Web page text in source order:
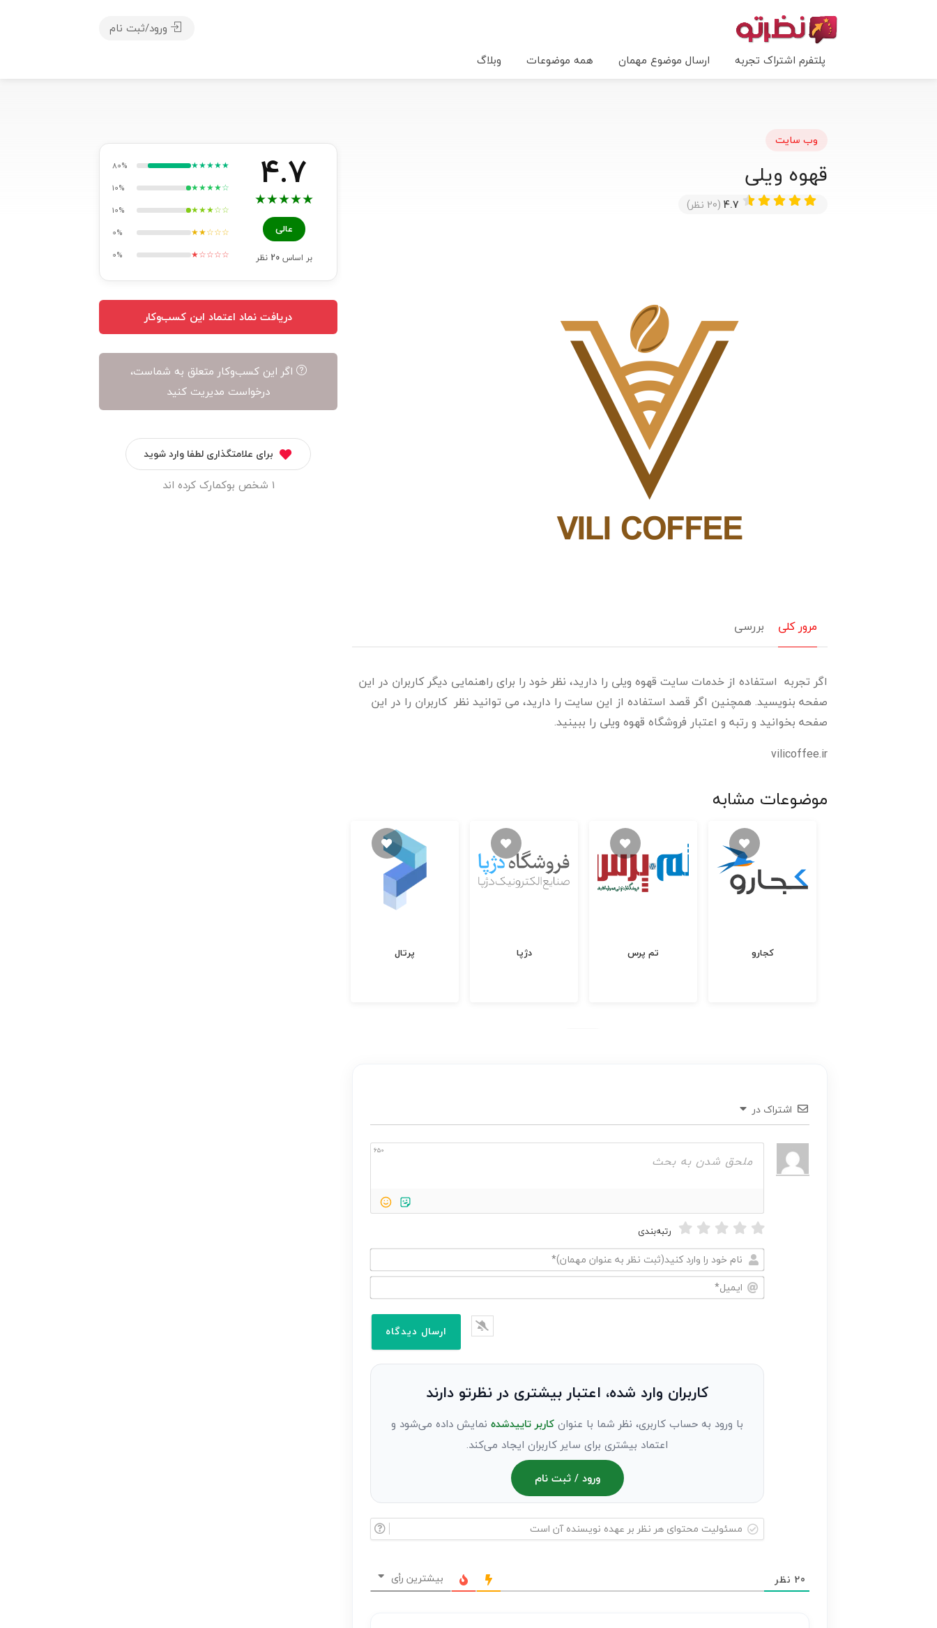
پلتفرم اشتراک تجربه ارسال موضوع مهمان همه موضوعات وبلاگ
ورود/ثبت نام
وب سایت
قهوه ویلی
4.7 (20 نظر)
مرور کلی بررسی
اگر تجربه استفاده از خدمات سایت قهوه ویلی را دارید، نظر خود را برای راهنمایی دیگر کاربران در این
صفحه بنویسید. همچنین اگر قصد استفاده از این سایت را دارید، می توانید نظر کاربران را در این
صفحه بخوانید و رتبه و اعتبار فروشگاه قهوه ویلی را ببینید.
vilicoffee.ir
موضوعات مشابه
پرتال دژپا تم پرس کجارو
اشتراک در
650
رتبه‌بندی
نام
خود
نظر
مهمان)*
کاربران وارد شده، اعتبار بیشتری در نظرتو دارند
با ورود به حساب کاربری، نظر شما با عنوانکاربر تاییدشدهنمایش داده می‌شود و
اعتماد بیشتری برای سایر کاربران ایجاد می‌کند.
ورود / ثبت نام
20 نظر بیشترین رأی
4.7
★
★
★
★
★
عالی
بر اساس20 نظر
★★★★★
80%
★★★★☆
10%
★★★☆☆
10%
★★☆☆☆
0%
★☆☆☆☆
0%
دریافت نماد اعتماد این کسب‌وکار
اگر این کسب‌وکار متعلق به شماست،
درخواست مدیریت کنید
برای علامتگذاری لطفا وارد شوید
1 شخص بوکمارک کرده اند